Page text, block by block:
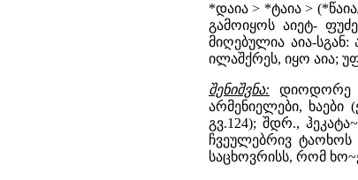
*დაია > *ტაია >
გამოიყოს აიეტ-
მიღებულია აია-
ილაშქრეს, იყო აია;
შენიშვნა: დიოდორე
არმენიელები, ხაები
გვ.124); შდრ.,
ჩვეულებრივ ტაოხოს
საცხოვრისს, რომ